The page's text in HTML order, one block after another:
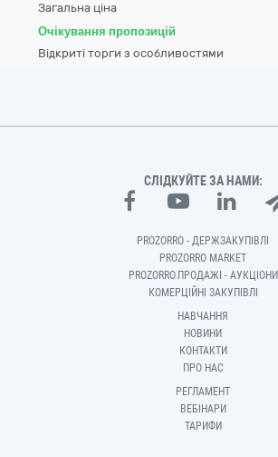
Загальна ціна
Очікування пропозицій
Відкриті торги з особливостями
СЛІДКУЙТЕ ЗА НАМИ:
PROZORRO - ДЕРЖЗАКУПІВЛІ
PROZORRO MARKET
PROZORRO.ПРОДАЖІ - АУКЦІОНИ
КОМЕРЦІЙНІ ЗАКУПІВЛІ
НАВЧАННЯ
НОВИНИ
КОНТАКТИ
ПРО НАС
РЕГЛАМЕНТ
ВЕБІНАРИ
ТАРИФИ